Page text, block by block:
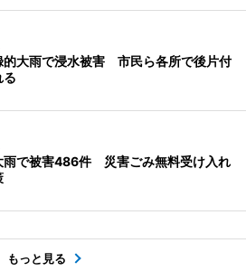
的大雨で浸水被害 市民ら各所で後片付
る
雨で被害486件 災害ごみ無料受け入れ
もっと見る